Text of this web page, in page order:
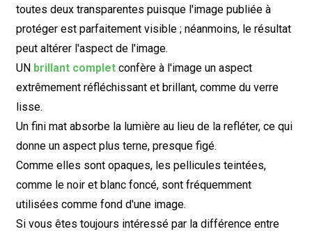
toutes deux transparentes puisque l'image publiée à
protéger est parfaitement visible ; néanmoins, le résultat
peut altérer l'aspect de l'image.
UN brillant completconfère à l'image un aspect
extrêmement réfléchissant et brillant, comme du verre
lisse.
Un fini mat absorbe la lumière au lieu de la refléter, ce qui
donne un aspect plus terne, presque figé.
Comme elles sont opaques, les pellicules teintées,
comme le noir et blanc foncé, sont fréquemment
utilisées comme fond d'une image.
Si vous êtes toujours intéressé par la différence entre